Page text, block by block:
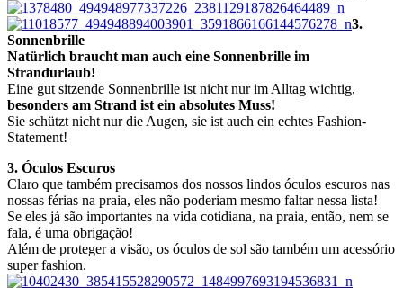
3.
Sonnenbrille
Natürlich braucht man auch eine Sonnenbrille im
Strandurlaub!
Eine gut sitzende Sonnenbrille ist nicht nur im Alltag wichtig,
besonders am Strand ist ein absolutes Muss!
Sie schützt nicht nur die Augen, sie ist auch ein echtes Fashion-
Statement!
3. Óculos Escuros
Claro que também precisamos dos nossos lindos óculos escuros nas
nossas férias na praia, eles não poderiam mesmo faltar nessa lista!
Se eles já são importantes na vida cotidiana, na praia, então, nem se
fala, é uma obrigação!
Além de proteger a visão, os óculos de sol são também um acessório
super fashion.